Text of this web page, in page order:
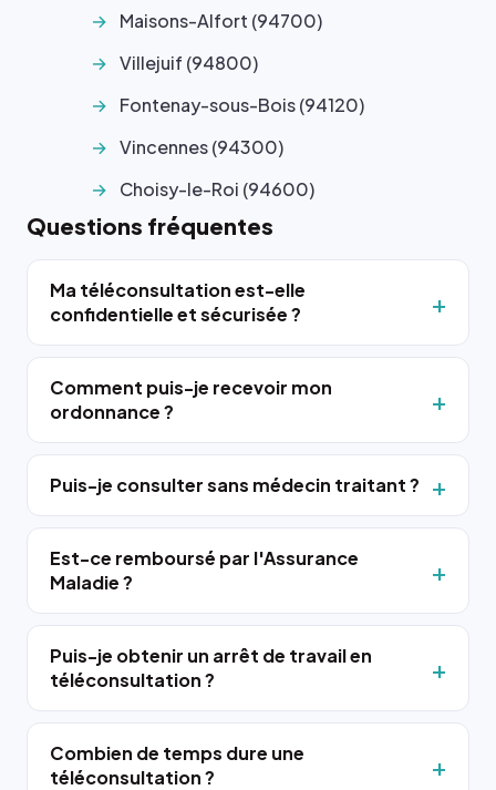
Maisons-Alfort (94700)
Villejuif (94800)
Fontenay-sous-Bois (94120)
Vincennes (94300)
Choisy-le-Roi (94600)
Questions fréquentes
Ma téléconsultation est-elle
confidentielle et sécurisée ?
Comment puis-je recevoir mon
ordonnance ?
Puis-je consulter sans médecin traitant ?
Est-ce remboursé par l'Assurance
Maladie ?
Puis-je obtenir un arrêt de travail en
téléconsultation ?
Combien de temps dure une
téléconsultation ?